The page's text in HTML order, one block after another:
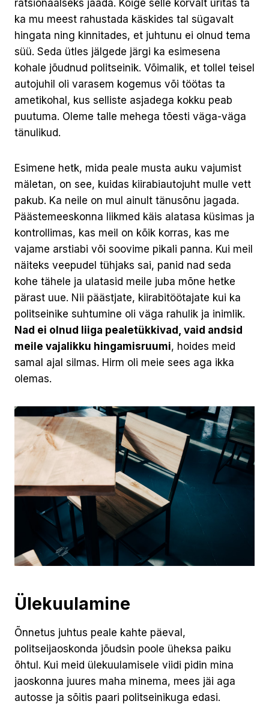
ratsionaalseks jääda. Kõige selle kõrvalt üritas ta
ka mu meest rahustada käskides tal sügavalt
hingata ning kinnitades, et juhtunu ei olnud tema
süü. Seda ütles jälgede järgi ka esimesena
kohale jõudnud politseinik. Võimalik, et tollel teisel
autojuhil oli varasem kogemus või töötas ta
ametikohal, kus selliste asjadega kokku peab
puutuma. Oleme talle mehega tõesti väga-väga
tänulikud.
Esimene hetk, mida peale musta auku vajumist
mäletan, on see, kuidas kiirabiautojuht mulle vett
pakub. Ka neile on mul ainult tänusõnu jagada.
Päästemeeskonna liikmed käis alatasa küsimas ja
kontrollimas, kas meil on kõik korras, kas me
vajame arstiabi või soovime pikali panna. Kui meil
näiteks veepudel tühjaks sai, panid nad seda
kohe tähele ja ulatasid meile juba mõne hetke
pärast uue. Nii päästjate, kiirabitöötajate kui ka
politseinike suhtumine oli väga rahulik ja inimlik.
Nad ei olnud liiga pealetükkivad, vaid andsid
meile vajalikku hingamisruumi, hoides meid
samal ajal silmas. Hirm oli meie sees aga ikka
olemas.
Ülekuulamine
Õnnetus juhtus peale kahte päeval,
politseijaoskonda jõudsin poole üheksa paiku
õhtul. Kui meid ülekuulamisele viidi pidin mina
jaoskonna juures maha minema, mees jäi aga
autosse ja sõitis paari politseinikuga edasi.